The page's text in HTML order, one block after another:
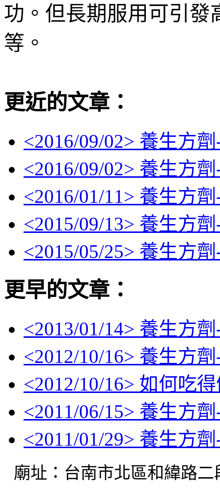
功。但長期服用可引發
等。
更近的文章：
<2016/09/02> 養生方
<2016/09/02> 養生方
<2016/01/11 > 養生方
<2015/09/13> 養生方
<2015/05/25> 養生方
更早的文章：
<2013/01/14> 養生方
<2012/10/16> 養生方
<2012/10/16> 如何吃
<2011/06/15> 養生方
<2011/01/29> 養生方
廟址：台南市北區和緯路二